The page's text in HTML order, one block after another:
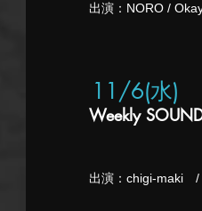
出演：NORO /
11/6(水)
Weekly
出演：chigi-maki